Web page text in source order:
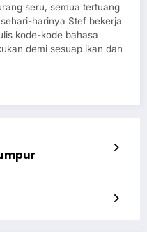
seru, semua tertuang
harinya Stef bekerja
kode-kode bahasa
demi sesuap ikan dan